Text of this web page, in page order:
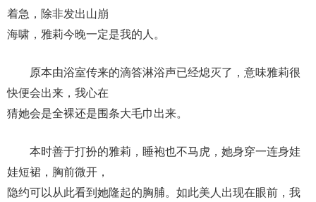
着急，除非发出山崩
海啸，雅莉今晚一定是我的人。
原本由浴室传来的滴答淋浴声已经熄灭了，意味雅莉很
快便会出来，我心在
猜她会是全裸还是围条大毛巾出来。
本时善于打扮的雅莉，睡袍也不马虎，她身穿一连身娃
娃短裙，胸前微开，
隐约可以从此看到她隆起的胸脯。如此美人出现在眼前，我